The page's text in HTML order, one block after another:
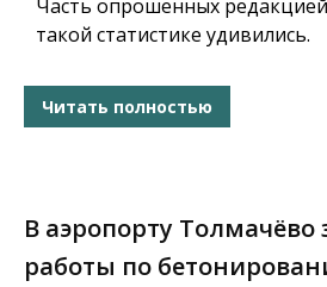
Часть опрошенных
такой статистике удивились.
Читать полностью
В аэропорту
работы по